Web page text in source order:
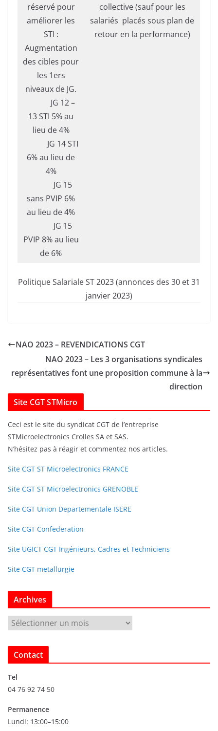
réservé pour
améliorer les
STI :
Augmentation
des cibles pour
les 1ers
niveaux de JG.
JG 12 –
13 STI 5% au
lieu de 4%
JG 14 STI
6% au lieu de
4%
JG 15
sans PVIP 6%
au lieu de 4%
JG 15
PVIP 8% au lieu
de 6%
collective (sauf pour les
salariés placés sous plan de
retour en la performance)
Politique Salariale ST 2023 (annonces des 30 et 31
janvier 2023)
NAO 2023 – REVENDICATIONS CGT
NAO 2023 – Les 3 organisations syndicales
représentatives font une proposition commune à la
direction
Site CGT STMicro
Ceci est le site du syndicat CGT de l’entreprise
STMicroelectronics Crolles SA et SAS.
N’hésitez pas à réagir et commentez nos articles.
Site CGT ST Microelectronics FRANCE
Site CGT ST Microelectronics GRENOBLE
Site CGT Union Departementale ISERE
Site CGT Confederation
Site UGICT CGT Ingénieurs, Cadres et Techniciens
Site CGT metallurgie
Archives
r
c
v
e
s
Contact
Tel
04 76 92 74 50
Permanence
Lundi: 13:00–15:00